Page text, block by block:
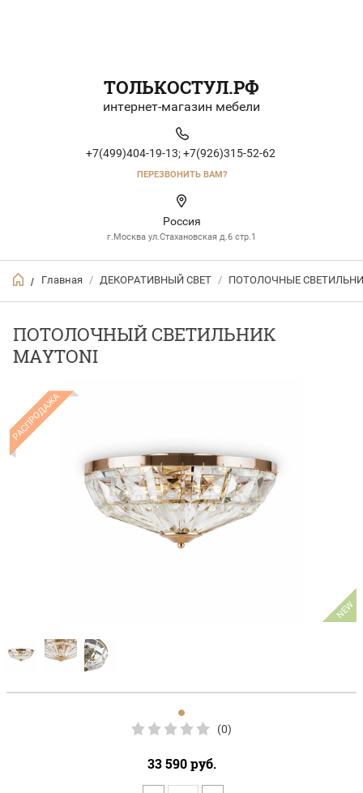
ТОЛЬКОСТУЛ.РФ
интернет-магазин мебели
+7(499)404-19-13; +7(926)315-52-62
ПЕРЕЗВОНИТЬ ВАМ?
Россия
г.Москва ул.Стахановская д.6 стр.1
/ Главная / ДЕКОРАТИВНЫЙ СВЕТ / ПОТОЛОЧНЫЕ
ПОТОЛОЧНЫЙ СВЕТИЛЬНИК
MAYTONI
РАСПРОДАЖА
NEW
(0)
33 590руб.